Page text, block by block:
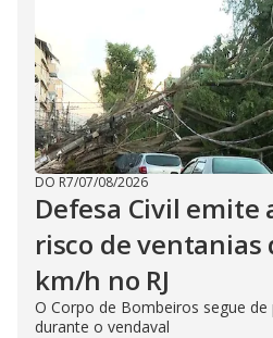
DO R7/07/08/2026
Defesa Civil emite
risco de ventanias
km/h no RJ
O Corpo de Bombeiros segue
durante o vendaval